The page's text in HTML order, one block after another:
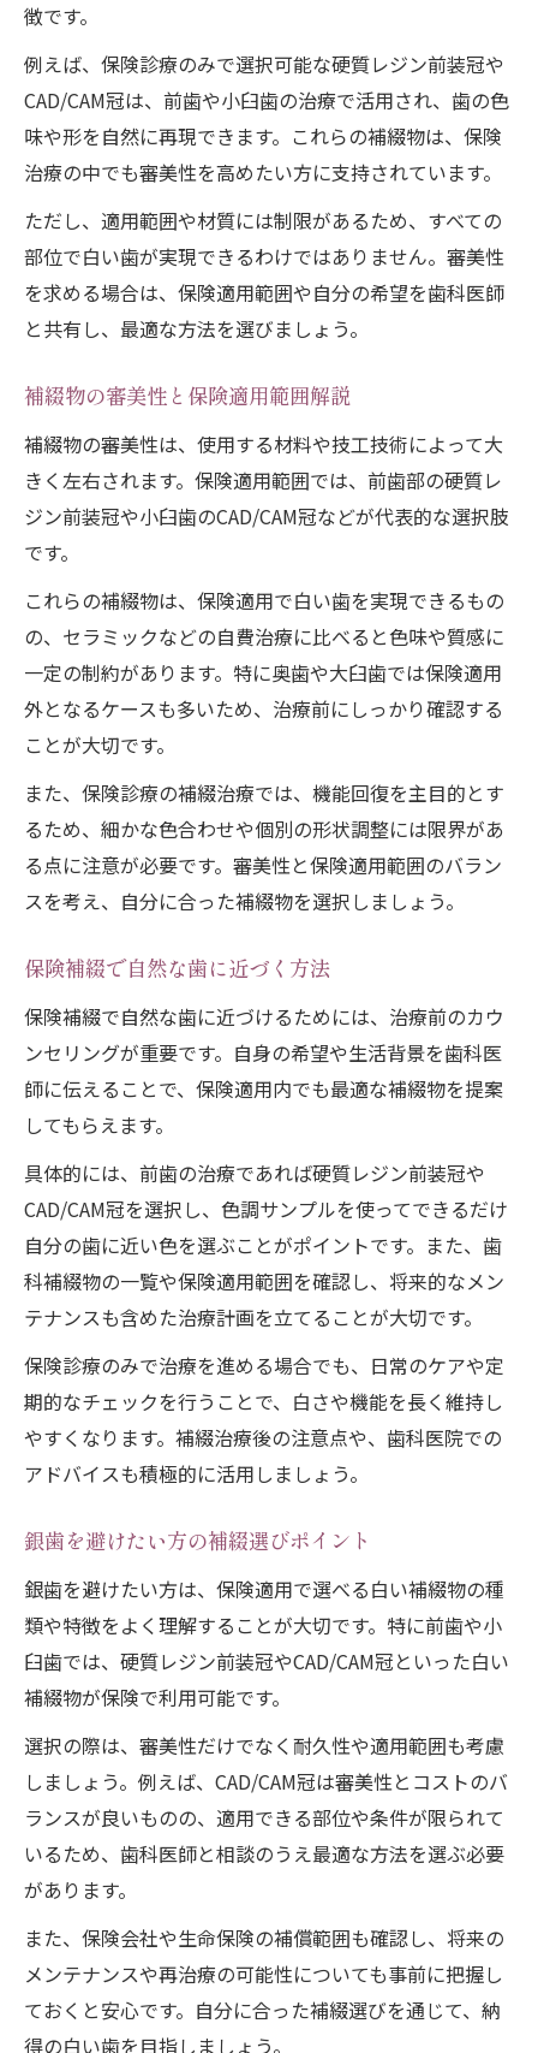
徴です。
例えば、保険診療のみで選択可能な硬質レジン前装冠や
CAD/CAM冠は、前歯や小臼歯の治療で活用され、歯の色
味や形を自然に再現できます。これらの補綴物は、保険
治療の中でも審美性を高めたい方に支持されています。
ただし、適用範囲や材質には制限があるため、すべての
部位で白い歯が実現できるわけではありません。審美性
を求める場合は、保険適用範囲や自分の希望を歯科医師
と共有し、最適な方法を選びましょう。
補綴物の審美性と保険適用範囲解説
補綴物の審美性は、使用する材料や技工技術によって大
きく左右されます。保険適用範囲では、前歯部の硬質レ
ジン前装冠や小臼歯のCAD/CAM冠などが代表的な選択肢
です。
これらの補綴物は、保険適用で白い歯を実現できるもの
の、セラミックなどの自費治療に比べると色味や質感に
一定の制約があります。特に奥歯や大臼歯では保険適用
外となるケースも多いため、治療前にしっかり確認する
ことが大切です。
また、保険診療の補綴治療では、機能回復を主目的とす
るため、細かな色合わせや個別の形状調整には限界があ
る点に注意が必要です。審美性と保険適用範囲のバラン
スを考え、自分に合った補綴物を選択しましょう。
保険補綴で自然な歯に近づく方法
保険補綴で自然な歯に近づけるためには、治療前のカウ
ンセリングが重要です。自身の希望や生活背景を歯科医
師に伝えることで、保険適用内でも最適な補綴物を提案
してもらえます。
具体的には、前歯の治療であれば硬質レジン前装冠や
CAD/CAM冠を選択し、色調サンプルを使ってできるだけ
自分の歯に近い色を選ぶことがポイントです。また、歯
科補綴物の一覧や保険適用範囲を確認し、将来的なメン
テナンスも含めた治療計画を立てることが大切です。
保険診療のみで治療を進める場合でも、日常のケアや定
期的なチェックを行うことで、白さや機能を長く維持し
やすくなります。補綴治療後の注意点や、歯科医院での
アドバイスも積極的に活用しましょう。
銀歯を避けたい方の補綴選びポイント
銀歯を避けたい方は、保険適用で選べる白い補綴物の種
類や特徴をよく理解することが大切です。特に前歯や小
臼歯では、硬質レジン前装冠やCAD/CAM冠といった白い
補綴物が保険で利用可能です。
選択の際は、審美性だけでなく耐久性や適用範囲も考慮
しましょう。例えば、CAD/CAM冠は審美性とコストのバ
ランスが良いものの、適用できる部位や条件が限られて
いるため、歯科医師と相談のうえ最適な方法を選ぶ必要
があります。
また、保険会社や生命保険の補償範囲も確認し、将来の
メンテナンスや再治療の可能性についても事前に把握し
ておくと安心です。自分に合った補綴選びを通じて、納
得の白い歯を目指しましょう。